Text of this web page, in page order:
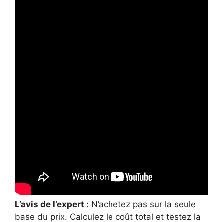
L’avis de l’expert : N’achetez pas sur la seule
base du prix. Calculez le coût total et testez la